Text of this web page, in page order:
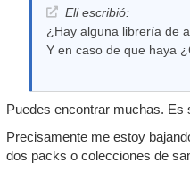
Eli escribió:
¿Hay alguna librería de
Y en caso de que haya
Puedes encontrar muchas. Es
Precisamente me estoy
dos packs o colecciones de